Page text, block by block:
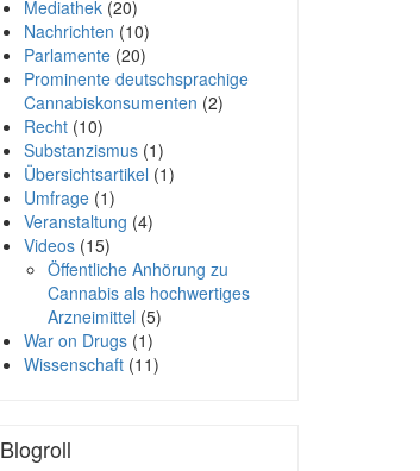
Mediathek(20)
Nachrichten (10)
Parlamente(20)
Prominente deutschsprachige
Cannabiskonsumenten (2)
Recht(10)
Substanzismus(1)
Übersichtsartikel (1)
Umfrage(1)
Veranstaltung (4)
Videos(15)
Öffentliche Anhörung zu
Cannabis als hochwertiges
Arzneimittel (5)
War on Drugs(1)
Wissenschaft(11)
Blogroll